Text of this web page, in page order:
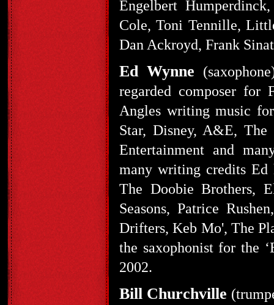
Engelbert
Cole, Toni Tennille,
Dan Ackroyd, Frank
Ed Wynne
regarded composer
Angles writing music
Star, Disney, A&E,
Entertainment and
many writing credits Ed
The Doobie Brothers,
Seasons, Patrice
Drifters, Keb Mo', The
the saxophonist for the
2002.
Bill Churchville